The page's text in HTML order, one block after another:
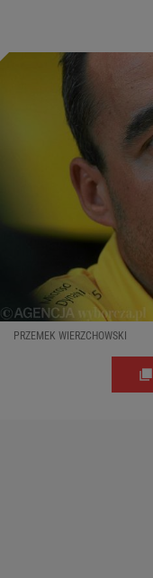
PRZEMEK WIERZCHOWSKI